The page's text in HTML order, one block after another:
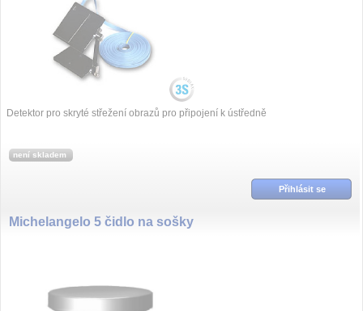
Detektor pro skryté střežení obrazů pro připojení k ústředně
není skladem
Přihlásit se
Michelangelo 5 čidlo na sošky